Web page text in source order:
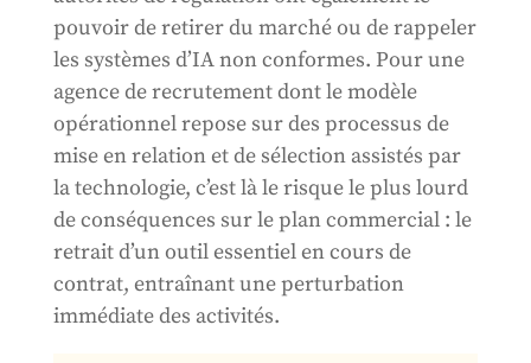
pouvoir de retirer du marché ou de rappeler
les systèmes d’IA non conformes. Pour une
agence de recrutement dont le modèle
opérationnel repose sur des processus de
mise en relation et de sélection assistés par
la technologie, c’est là le risque le plus lourd
de conséquences sur le plan commercial : le
retrait d’un outil essentiel en cours de
contrat, entraînant une perturbation
immédiate des activités.